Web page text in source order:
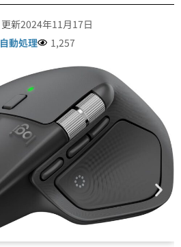
更新2024年11月17日
自動処理 1,257